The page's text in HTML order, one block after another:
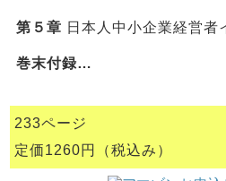
第５章 日本人中小企業経営者
巻末付録…
233ページ
定価1260円（税込み）